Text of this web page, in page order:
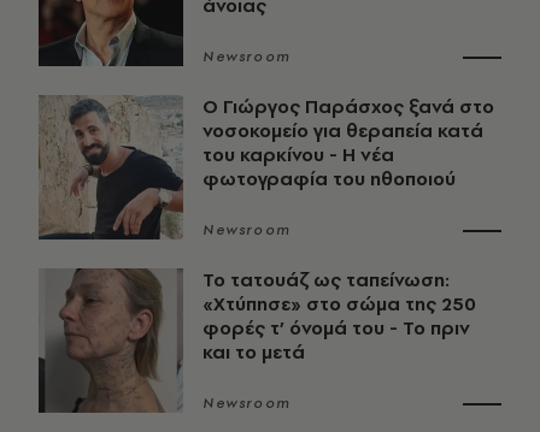
άνοιας
Newsroom
O Γιώργος Παράσχος ξανά στο
νοσοκομείο για θεραπεία κατά
του καρκίνου - Η νέα
φωτογραφία του ηθοποιού
Newsroom
Το τατουάζ ως ταπείνωση:
«Χτύπησε» στο σώμα της 250
φορές τ’ όνομά του - Το πριν
και το μετά
Newsroom